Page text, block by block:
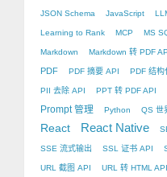
JSON Schema JavaScript
Learning to Rank MCP MS
Markdown Markdown 转 PDF
PDF PDF 摘要 API PDF 结构
PII 去除 API PPT 转 PDF API
Prompt 管理
Python QS 世
React React Native
SSE 流式输出 SSL 证书 API
URL 截图 API URL 转 HTML API